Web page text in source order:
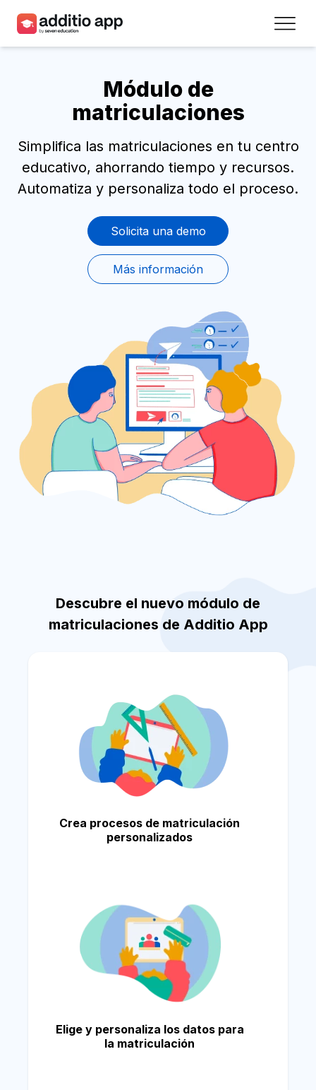
Recursos
Planes
Acceso
Regístrate
Contacto
Módulo de
matriculaciones
Simplifica las matriculaciones en tu centro
educativo, ahorrando tiempo y recursos.
Automatiza y personaliza todo el proceso.
Solicita una demo
Más información
Descubre el nuevo módulo de
matriculaciones de Additio App
Crea procesos de matriculación
personalizados
Elige y personaliza los datos para
la matriculación